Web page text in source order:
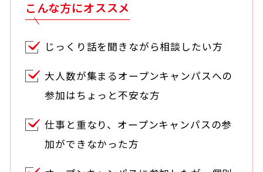
こんな方にオススメ
じっくり話を聞きながら相談したい方
大人数が集まるオープンキャンパスへの
参加はちょっと不安な方
仕事と重なり、オープンキャンパスの参
加ができなかった方